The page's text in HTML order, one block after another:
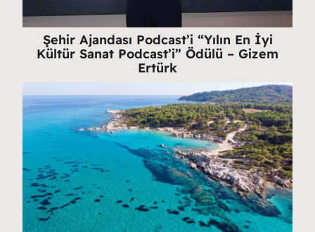
Şehir Ajandası Podcast’i “Yılın En İyi
Kültür Sanat Podcast’i” Ödülü – Gizem
Ertürk